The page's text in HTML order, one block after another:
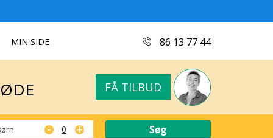
86 13 77 44
MIN SIDE
FÅ TILBUD
FÅ TILBUD
- +